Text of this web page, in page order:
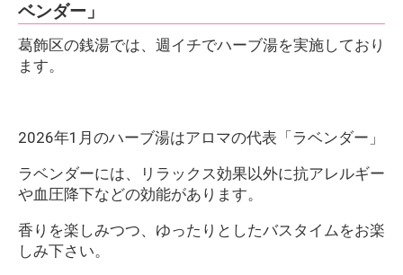
ベンダー」
葛飾区の銭湯では、週イチでハーブ湯を実施しており
ます。
2026年1月のハーブ湯はアロマの代表「ラベンダー」
ラベンダーには、リラックス効果以外に抗アレルギー
や血圧降下などの効能があります。
香りを楽しみつつ、ゆったりとしたバスタイムをお楽
しみ下さい。